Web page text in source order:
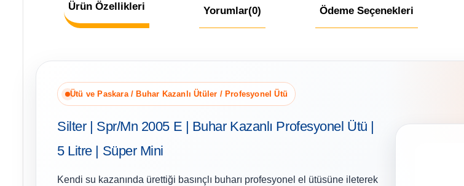
Ürün Özellikleri Yorumlar(0) Ödeme Seçenekleri
Ütü ve Paskara / Buhar Kazanlı Ütüler / Profesyonel Ütü
Silter | Spr/Mn 2005 E | Buhar Kazanlı Profesyonel Ütü |
5 Litre | Süper Mini
Kendi su kazanında ürettiği basınçlı buharı profesyonel el ütüsüne ileterek